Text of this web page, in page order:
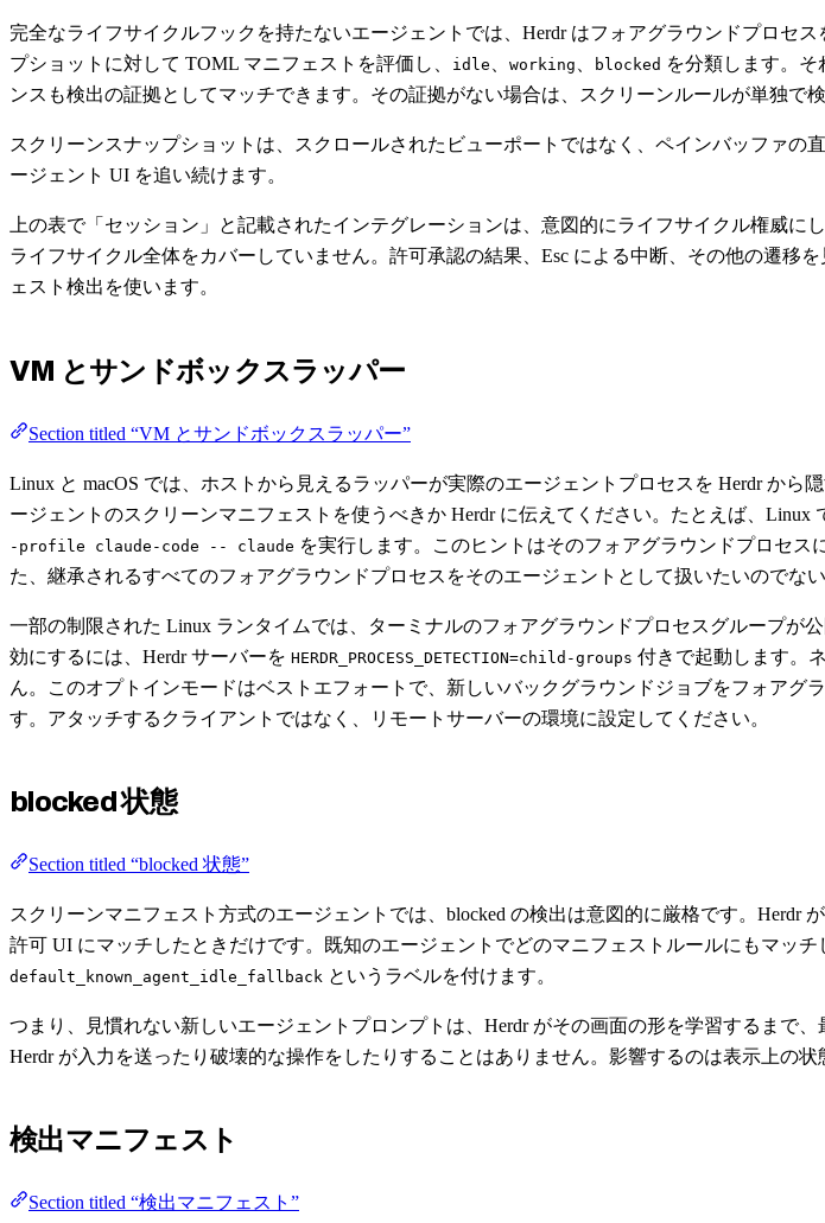
完全なライフサイクルフックを持たないエージェントでは、Herdr はフォアグラウンドプロセ
プショットに対して TOML マニフェストを評価し、
idle working blocked を分類します。
ンスも検出の証拠としてマッチできます。その証拠がない場合は、スクリーンルールが単独で検
スクリーンスナップショットは、スクロールされたビューポートではなく、ペインバッファ
ージェント UI を追い続けます。
上の表で「セッション」と記載されたインテグレーションは、意図的にライフサイクル権威
ライフサイクル全体をカバーしていません。許可承認の結果、Esc による中断、その他の遷移
ェスト検出を使います。
VM とサンドボックスラッパー
Section titled “VM とサンドボックスラッパー”
Linux と macOS では、ホストから見えるラッパーが実際のエージェントプロセスを Herdr から
ージェントのスクリーンマニフェストを使うべきか Herdr に伝えてください。たとえば、Linux
-profile claude-code -- claude を実行します。このヒントはそのフォアグラウンドプロセ
た、継承されるすべてのフォアグラウンドプロセスをそのエージェントとして扱いたいのでな
一部の制限された Linux ランタイムでは、ターミナルのフォアグラウンドプロセスグループ
効にするには、Herdr サーバーを HERDR_PROCESS_DETECTION=child-groups 付きで起動します。
ん。このオプトインモードはベストエフォートで、新しいバックグラウンドジョブをフォア
す。アタッチするクライアントではなく、リモートサーバーの環境に設定してください。
blocked 状態
Section titled “blocked 状態”
スクリーンマニフェスト方式のエージェントでは、blocked の検出は意図的に厳格です。Herdr が
許可 UI にマッチしたときだけです。既知のエージェントでどのマニフェストルールにもマッチ
default_known_agent_idle_fallback というラベルを付けます。
つまり、見慣れない新しいエージェントプロンプトは、Herdr がその画面の形を学習するまで、
Herdr が入力を送ったり破壊的な操作をしたりすることはありません。影響するのは表示上の状
検出マニフェスト
Section titled “検出マニフェスト”